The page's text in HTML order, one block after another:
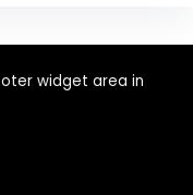
widget area in